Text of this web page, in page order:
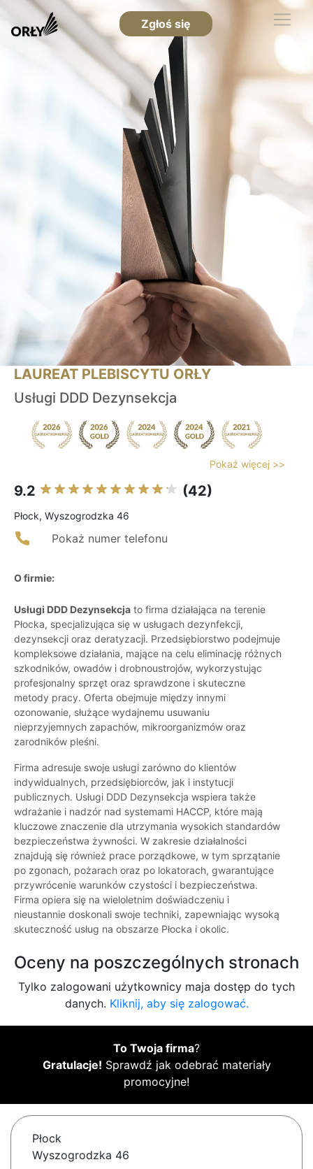
Zgłoś się
LAUREAT PLEBISCYTU ORŁY
Usługi DDD Dezynsekcja
Pokaż więcej >>
9.2 (42)
Płock, Wyszogrodzka 46
Pokaż numer telefonu
O firmie:
Usługi DDD Dezynsekcja to firma działająca na terenie
Płocka, specjalizująca się w usługach dezynfekcji,
dezynsekcji oraz deratyzacji. Przedsiębiorstwo podejmuje
kompleksowe działania, mające na celu eliminację różnych
szkodników, owadów i drobnoustrojów, wykorzystując
profesjonalny sprzęt oraz sprawdzone i skuteczne
metody pracy. Oferta obejmuje między innymi
ozonowanie, służące wydajnemu usuwaniu
nieprzyjemnych zapachów, mikroorganizmów oraz
zarodników pleśni.
Firma adresuje swoje usługi zarówno do klientów
indywidualnych, przedsiębiorców, jak i instytucji
publicznych. Usługi DDD Dezynsekcja wspiera także
wdrażanie i nadzór nad systemami HACCP, które mają
kluczowe znaczenie dla utrzymania wysokich standardów
bezpieczeństwa żywności. W zakresie działalności
znajdują się również prace porządkowe, w tym sprzątanie
po zgonach, pożarach oraz po lokatorach, gwarantujące
przywrócenie warunków czystości i bezpieczeństwa.
Firma opiera się na wieloletnim doświadczeniu i
nieustannie doskonali swoje techniki, zapewniając wysoką
skuteczność usług na obszarze Płocka i okolic.
Oceny na poszczególnych stronach
Tylko zalogowani użytkownicy maja dostęp do tych
danych. Kliknij, aby się zalogować.
To Twoja firma?
Gratulacje! Sprawdź jak odebrać materiały
promocyjne!
Płock
Wyszogrodzka 46